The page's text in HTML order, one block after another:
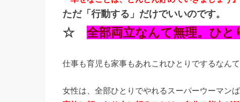
ただ「行動する」だけでいいのです。
☆ 全部両立なんて無理。ひ
仕事も育児も家事もあれこれひとりでするなんて
女性は、全部ひとりでやれるスーパーウーマンば